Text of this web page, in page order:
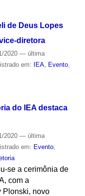
de Deus Lopes
diretora
2020 — última
em: IEA, Evento,
do IEA destaca
2020 — última
em: Evento,
se a cerimônia de
com a
Plonski, novo